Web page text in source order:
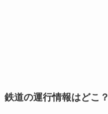
鉄道の運行情報はどこ？